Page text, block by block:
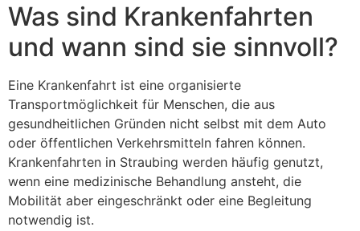
Was sind Krankenfahrten
und wann sind sie sinnvoll?
Eine Krankenfahrt ist eine organisierte
Transportmöglichkeit für Menschen, die aus
gesundheitlichen Gründen nicht selbst mit dem Auto
oder öffentlichen Verkehrsmitteln fahren können.
Krankenfahrten in Straubing werden häufig genutzt,
wenn eine medizinische Behandlung ansteht, die
Mobilität aber eingeschränkt oder eine Begleitung
notwendig ist.